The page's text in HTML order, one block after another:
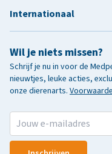
Wil je niets missen?
Schrijf je nu in voor de
nieuwtjes, leuke acties,
onze dierenarts.
Internationaal